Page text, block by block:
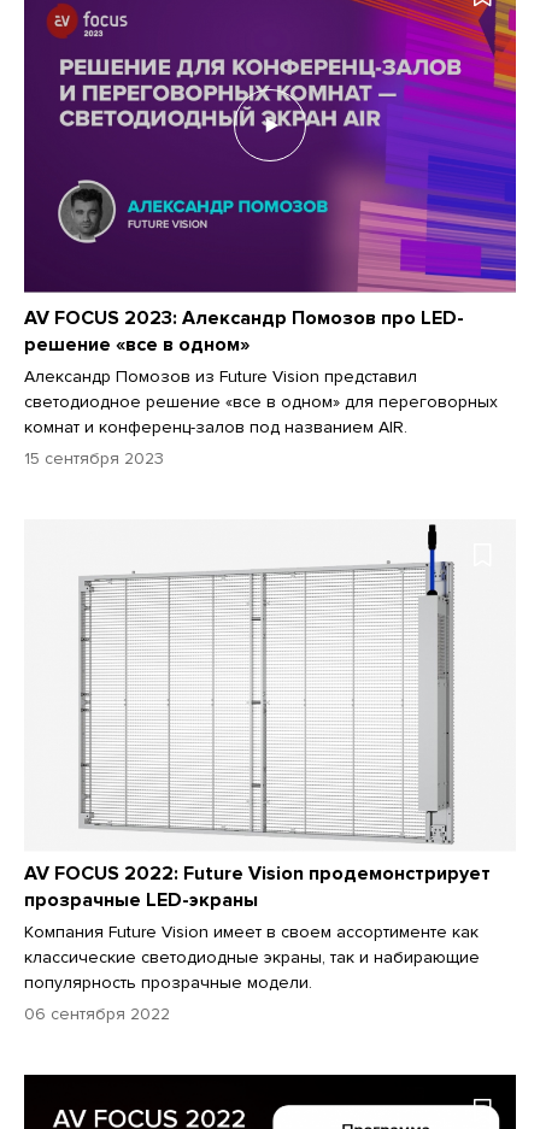
AV FOCUS 2023: Александр Помозов про LED-
решение «все в одном»
Александр Помозов из Future Vision представил
светодиодное решение «все в одном» для переговорных
комнат и конференц-залов под названием AIR.
15 сентября 2023
AV FOCUS 2022: Future Vision продемонстрирует
прозрачные LED-экраны
Компания Future Vision имеет в своем ассортименте как
классические светодиодные экраны, так и набирающие
популярность прозрачные модели.
06 сентября 2022